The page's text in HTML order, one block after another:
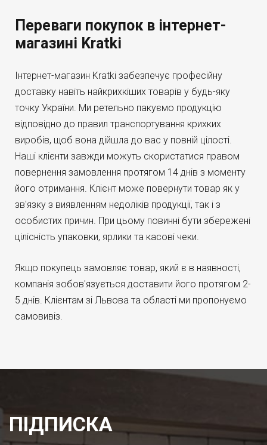
Переваги покупок в інтернет-
магазині Kratki
Інтернет-магазин Kratki забезпечує професійну
доставку навіть найкрихкіших товарів у будь-яку
точку України. Ми ретельно пакуємо продукцію
відповідно до правил транспортування крихких
виробів, щоб вона дійшла до вас у повній цілості.
Наші клієнти завжди можуть скористатися правом
повернення замовлення протягом 14 днів з моменту
його отримання. Клієнт може повернути товар як у
зв'язку з виявленням недоліків продукції, так і з
особистих причин. При цьому повинні бути збережені
цілісність упаковки, ярлики та касові чеки.
Якщо покупець замовляє товар, який є в наявності,
компанія зобов'язується доставити його протягом 2-
5 днів. Клієнтам зі Львова та області ми пропонуємо
самовивіз.
ПІДПИСКА